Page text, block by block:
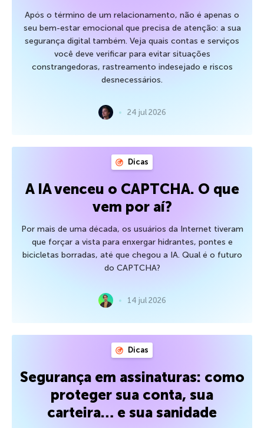
Após o término de um relacionamento, não é apenas o
seu bem-estar emocional que precisa de atenção: a sua
segurança digital também. Veja quais contas e serviços
você deve verificar para evitar situações
constrangedoras, rastreamento indesejado e riscos
desnecessários.
24 jul 2026
Dicas
A IA venceu o CAPTCHA. O que
vem por aí?
Por mais de uma década, os usuários da Internet tiveram
que forçar a vista para enxergar hidrantes, pontes e
bicicletas borradas, até que chegou a IA. Qual é o futuro
do CAPTCHA?
14 jul 2026
Dicas
Segurança em assinaturas: como
proteger sua conta, sua
carteira… e sua sanidade